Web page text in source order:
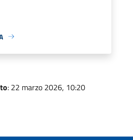
: 22 marzo 2026, 10:20